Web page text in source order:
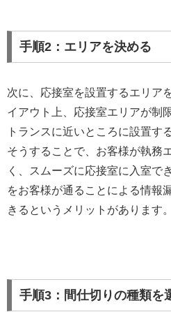
手順2：エリアを決める
次に、応接室を設置するエリア
イアウト上、応接室エリアが制
トランスに近いところに設置す
そうすることで、お客様が執務
く、スムーズに応接室に入室で
をお客様が通ることによる情報
きるというメリットがあります。
手順3：間仕切りの種類を